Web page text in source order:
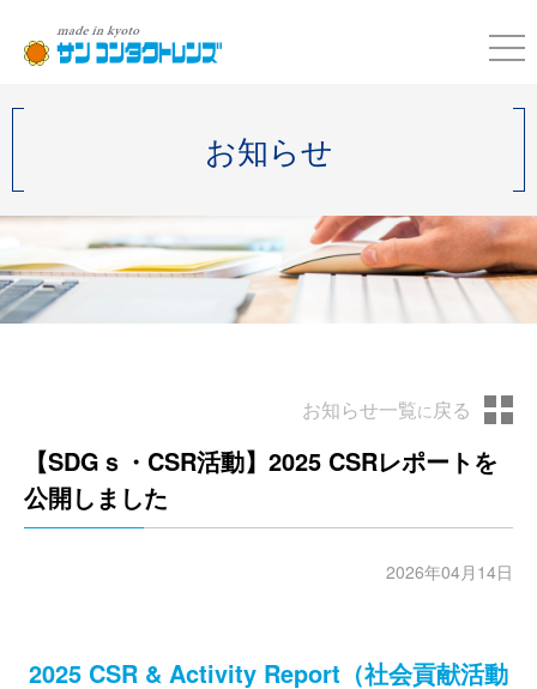
お知らせ
【SDGｓ・CSR活動】2025 CSRレポートを
公開しました
2026年04月14日
お知らせ一覧に戻る
2025 CSR & Activity Report（社会貢献活動